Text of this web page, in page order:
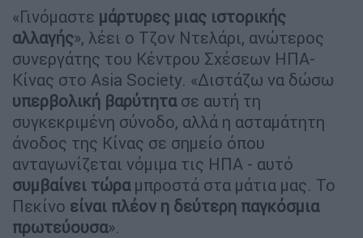
«Γινόμαστε μάρτυρες μιας ιστορικής
αλλαγής», λέει ο Τζον Ντελάρι, ανώτερος
συνεργάτης του Κέντρου Σχέσεων ΗΠΑ-
Κίνας στο Asia Society. «Διστάζω να δώσω
υπερβολική βαρύτητασε αυτή τη
συγκεκριμένη σύνοδο, αλλά η ασταμάτητη
άνοδος της Κίνας σε σημείο όπου
ανταγωνίζεται νόμιμα τις ΗΠΑ - αυτό
συμβαίνει τώραμπροστά στα μάτια μας. Το
Πεκίνο είναι πλέον η δεύτερη παγκόσμια
πρωτεύουσα».